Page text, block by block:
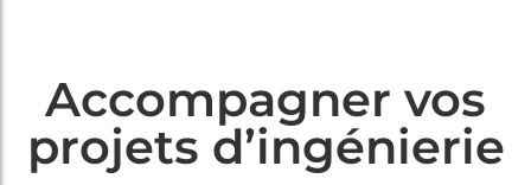
Accompagner vos
projets d’ingénierie